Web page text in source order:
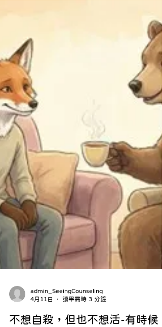
我們長大， 而有些作品，則是在某個人生階段，突
然讓人重新理解過去。
admin_SeeingCounseling
4月11日
讀畢需時 3 分鐘